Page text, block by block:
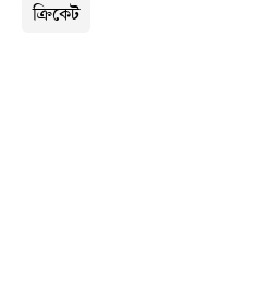
ক্রিকেট